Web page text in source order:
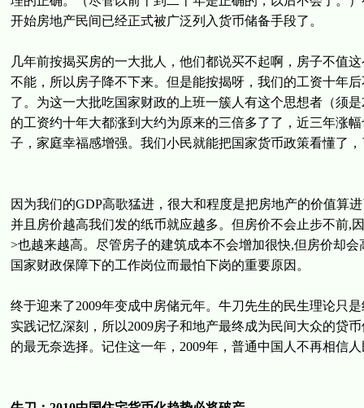
开始房地产民间已经正式被广泛列入货币储备手段了。
几年前按揭买房的一大批人，他们都说买不起啊，房子不值
不能，所以房子降不下来。但是能按揭呀，我们的工资十年
了。为这一大批吃国家财政的上班一簇人有这个思想者（须
的工资约十年大都涨到大约为原来的三倍多了了，近三年涨
子，家庭幸福感增强。我们小民就能把国家货币政策看懂了
因为我们的GDP高歌猛进，很大和程度是把房地产的价值算
并且房价越高我们发的纸币就应越多。但房价不会止步不前,
>也越来越高。尽管房子的建筑成本不会增加很快,但房价却
国家财政保障下的工作岗位而最怕下岗的重要原因。
终于迎来了2009年变成中房储元年。牛刀先生的民生理论只
实践记忆深刻，所以2009房子和地产最终成为民间大众的贷
的最无奈选择。记住这一年，2009年，普通中国人不再相信